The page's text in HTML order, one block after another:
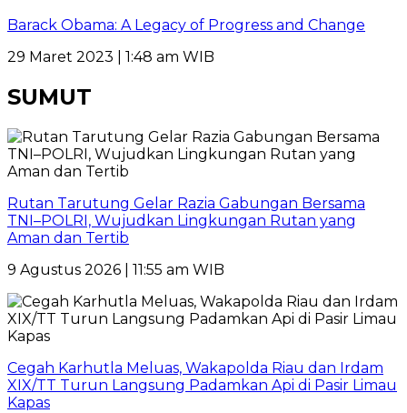
Barack Obama: A Legacy of Progress and Change
29 Maret 2023 | 1:48 am WIB
SUMUT
Rutan Tarutung Gelar Razia Gabungan Bersama
TNI–POLRI, Wujudkan Lingkungan Rutan yang
Aman dan Tertib
9 Agustus 2026 | 11:55 am WIB
Cegah Karhutla Meluas, Wakapolda Riau dan Irdam
XIX/TT Turun Langsung Padamkan Api di Pasir Limau
Kapas